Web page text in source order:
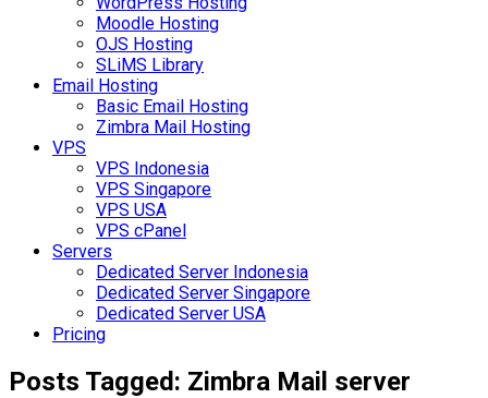
Moodle Hosting
OJS Hosting
SLiMS Library
Email Hosting
Basic Email Hosting
Zimbra Mail Hosting
VPS
VPS Indonesia
VPS Singapore
VPS USA
VPS cPanel
Servers
Dedicated Server Indonesia
Dedicated Server Singapore
Dedicated Server USA
Pricing
Posts Tagged: Zimbra Mail server